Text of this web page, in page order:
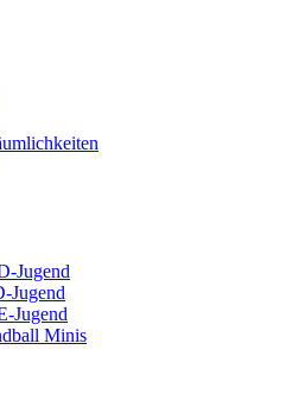
Jugend
Jugend
Jugend
Minis